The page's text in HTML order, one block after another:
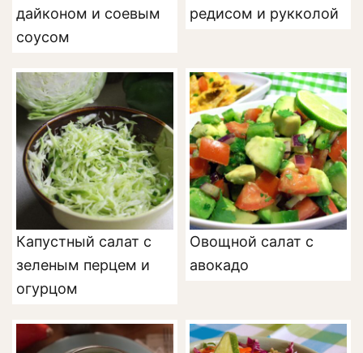
дайконом и соевым
соусом
редисом и рукколой
Капустный салат с
зеленым перцем и
огурцом
Овощной салат с
авокадо